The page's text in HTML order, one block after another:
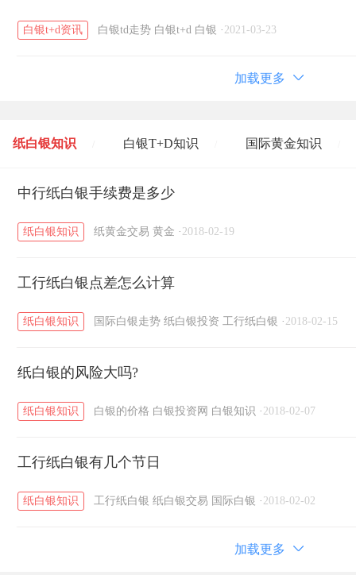
白银t+d资讯 白银td走势 白银t+d 白银 · 2021-03-23
加载更多
纸白银知识 白银T+D知识 国际黄金知识
黄金T+D知识 / 粤贵银知识
中行纸白银手续费是多少
纸白银知识 纸黄金交易 黄金 · 2018-02-19
工行纸白银点差怎么计算
纸白银知识 国际白银走势 纸白银投资 工行纸白银 · 2018-02-15
纸白银的风险大吗?
纸白银知识 白银的价格 白银投资网 白银知识 · 2018-02-07
工行纸白银有几个节日
纸白银知识 工行纸白银 纸白银交易 国际白银 · 2018-02-02
加载更多